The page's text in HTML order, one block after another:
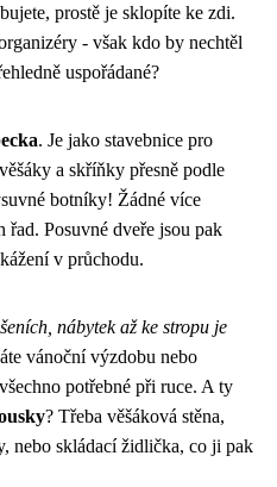
prostě je sklopíte ke zdi.
- však kdo by nechtěl
uspořádané?
. Je jako stavebnice pro
a skříňky přesně podle
botníky! Žádné více
řad. Posuvné dveře jsou pak
v průchodu.
nábytek až ke stropu je
vánoční výzdobu nebo
potřebné při ruce. A ty
? Třeba věšáková stěna,
nebo skládací židlička, co ji pak